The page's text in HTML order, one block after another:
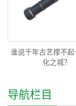
谁说千年古艺撑不
化之城？
导航栏目